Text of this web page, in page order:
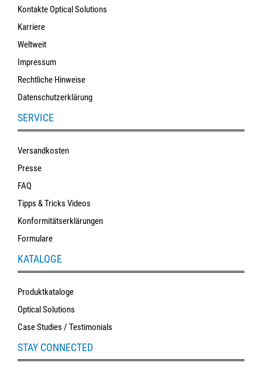
Kontakte Optical Solutions
Karriere
Weltweit
Impressum
Rechtliche Hinweise
Datenschutzerklärung
SERVICE
Versandkosten
Presse
FAQ
Tipps & Tricks Videos
Konformitätserklärungen
Formulare
KATALOGE
Produktkataloge
Optical Solutions
Case Studies / Testimonials
STAY CONNECTED